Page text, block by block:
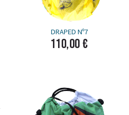
DRAPED Nº7
110,00 €